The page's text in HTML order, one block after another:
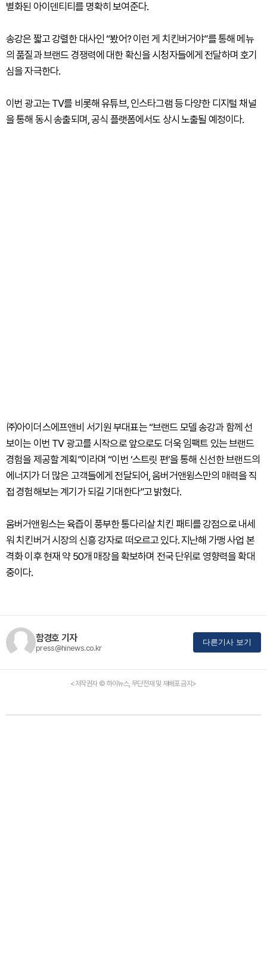
별화된 아이덴티티를 명확히 보여준다.
송강은 짧고 강렬한 대사인 “봤어? 이런 게 치킨버거야”를 통해 메뉴
의 품질과 브랜드 경쟁력에 대한 확신을 시청자들에게 전달하며 호기
심을 자극한다.
이번 광고는 TV를 비롯해 유튜브, 인스타그램 등 다양한 디지털 채널
을 통해 동시 송출되며, 공식 플랫폼에서도 상시 노출될 예정이다.
㈜아이더스에프앤비 서기원 부대표는 “브랜드 모델 송강과 함께 선
보이는 이번 TV 광고를 시작으로 앞으로도 더욱 임팩트 있는 브랜드
경험을 제공할 계획”이라며 “이번 ‘스트릿 편’을 통해 신선한 브랜드의
에너지가 더 많은 고객들에게 전달되어, 움버거앤윙스만의 매력을 직
접 경험해보는 계기가 되길 기대한다”고 밝혔다.
움버거앤윙스는 육즙이 풍부한 통다리살 치킨 패티를 강점으로 내세
워 치킨버거 시장의 신흥 강자로 떠오르고 있다. 지난해 가맹 사업 본
격화 이후 현재 약 50개 매장을 확보하며 전국 단위로 영향력을 확대
중이다.
함경호 기자
press@hinews.co.kr
다른기사 보기
<저작권자 © 하이뉴스, 무단전재 및 재배포 금지>